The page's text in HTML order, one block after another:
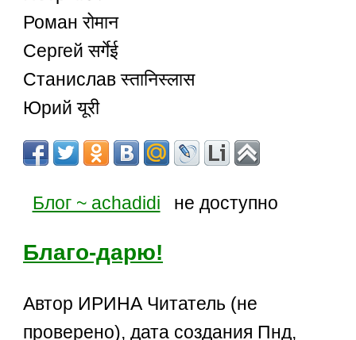
Роман रोमान
Сергей सर्गेई
Станислав स्तानिस्लास
Юрий यूरी
Блог ~ achadidi не доступно
Благо-дарю!
Автор ИРИНА Читатель (не
проверено), дата создания Пнд,